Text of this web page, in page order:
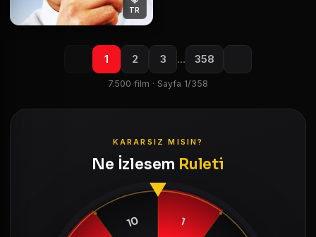
TR
1 2 3 … 358
7.500 film · Sayfa 1/358
KARARSIZ MISIN?
Ne İzlesem Ruleti
1
10